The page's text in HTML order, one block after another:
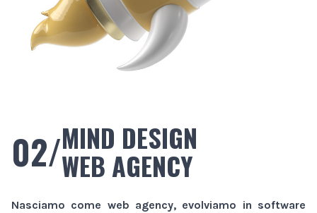
02/MIND DESIGN
WEB AGENCY
Nasciamo come web agency, evolviamo in software